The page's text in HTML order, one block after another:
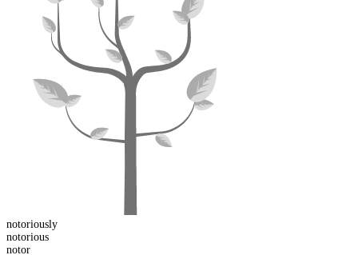
notoriously
notorious
notor